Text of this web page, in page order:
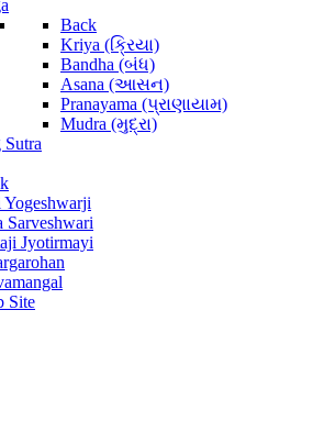
Back
Kriya (ક્રિયા)
Bandha (બંધ)
Asana (આસન)
Pranayama (પ્રાણાયામ)
Mudra (મુદ્રા)
Sutra
Yogeshwarji
Sarveshwari
Jyotirmayi
Site